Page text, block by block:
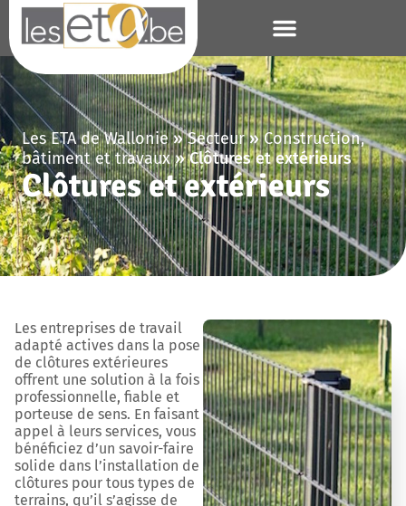
Les ETA de Wallonie»Secteur»Construction,
bâtiment et travaux»Clôtures et extérieurs
Clôtures et extérieurs
Les entreprises de travail
adapté actives dans la pose
de clôtures extérieures
offrent une solution à la fois
professionnelle, fiable et
porteuse de sens. En faisant
appel à leurs services, vous
bénéficiez d’un savoir-faire
solide dans l’installation de
clôtures pour tous types de
terrains, qu’il s’agisse de